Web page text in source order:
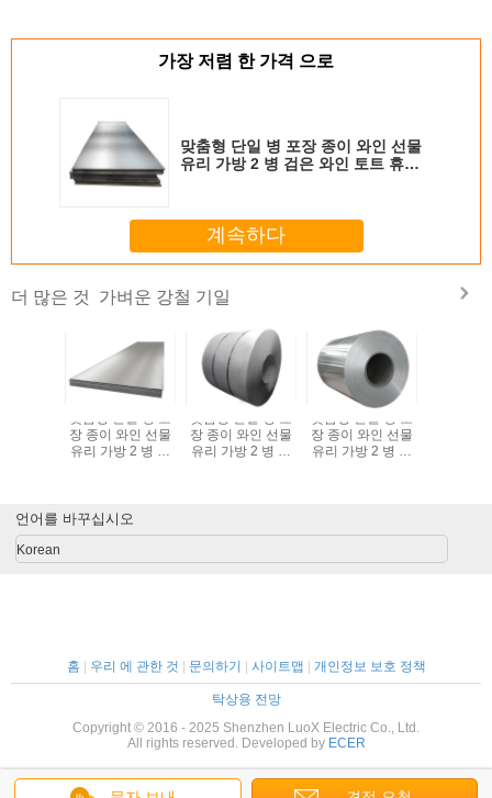
가장 저렴 한 가격 으로
맞춤형 단일 병 포장 종이 와인 선물
유리 가방 2 병 검은 와인 토트 휴대
계속하다
더 많은 것 가벼운 강철 기일
맞춤형 단일 병 포
장 종이 와인 선물
유리 가방 2 병 검
맞춤형 단일 병 포
장 종이 와인 선물
유리 가방 2 병 검
맞춤형 단일 병 포
장 종이 와인 선물
유리 가방 2 병 검
언어를 바꾸십시오
Korean
홈 | 우리 에 관한 것 | 문의하기 | 사이트맵 | 개인정보 보호 정책
탁상용 전망
Copyright © 2016 - 2025 Shenzhen LuoX Electric Co., Ltd.
All rights reserved. Developed by ECER